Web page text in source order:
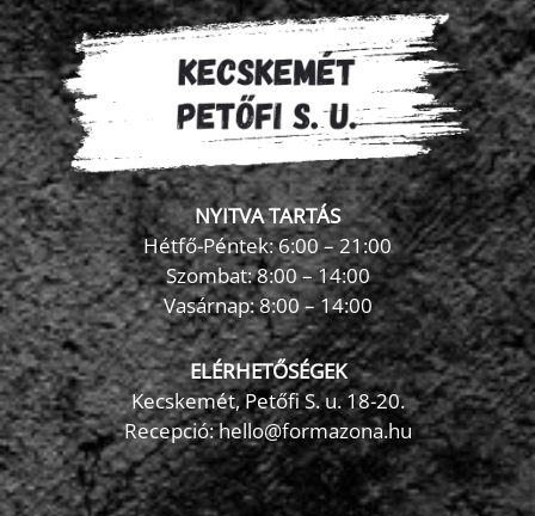
NYITVA TARTÁS
Hétfő-Péntek: 6:00 – 21:00
Szombat: 8:00 – 14:00
Vasárnap: 8:00 – 14:00
ELÉRHETŐSÉGEK
Kecskemét, Petőfi S. u. 18-20.
Recepció: hello@formazona.hu